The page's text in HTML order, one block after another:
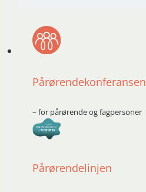
Pårørendekonferansen
– for pårørende og fagpersoner
Pårørendelinjen